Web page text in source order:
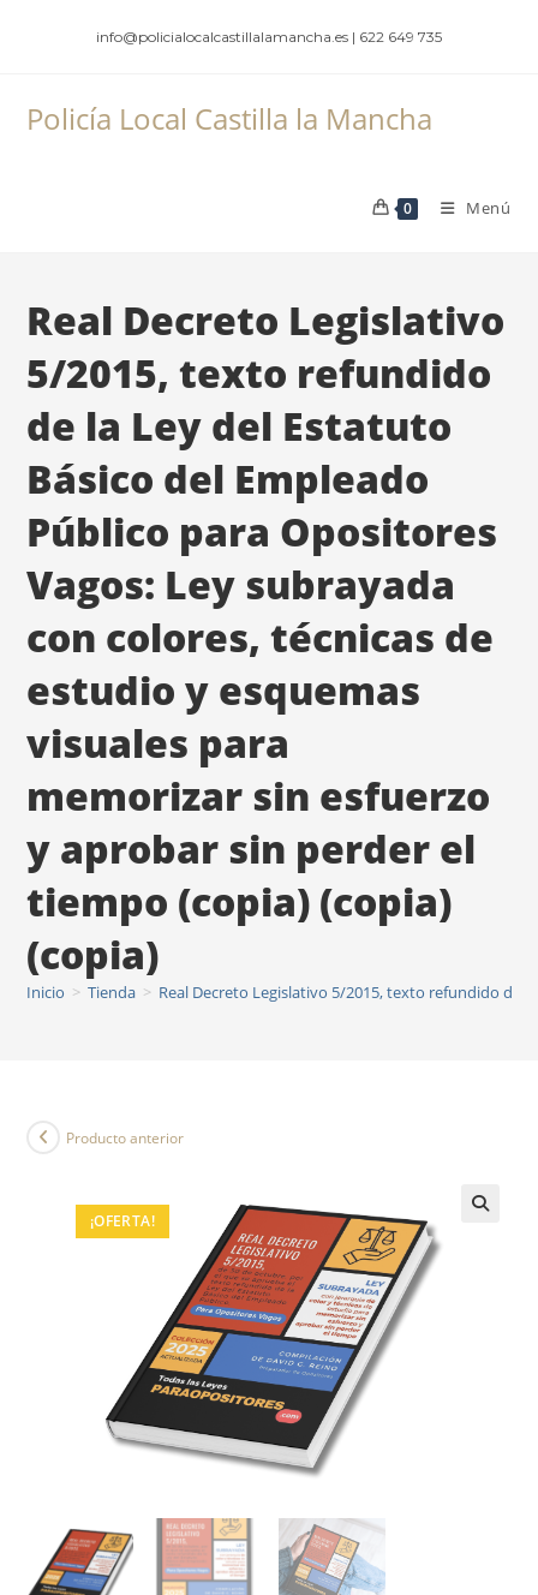
info@policialocalcastillalamancha.es | 622 649 735
Policía Local Castilla la Mancha
0 Menú
Real Decreto Legislativo
5/2015, texto refundido
de la Ley del Estatuto
Básico del Empleado
Público para Opositores
Vagos: Ley subrayada
con colores, técnicas de
estudio y esquemas
visuales para
memorizar sin esfuerzo
y aprobar sin perder el
tiempo (copia) (copia)
(copia)
Inicio > Tienda > Real Decreto Legislativo 5/2015, texto refundido de
¡OFERTA!
Producto anterior